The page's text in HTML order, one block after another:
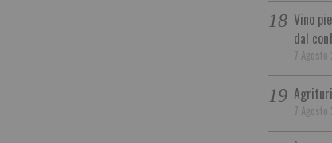
Vino
dal
7
7